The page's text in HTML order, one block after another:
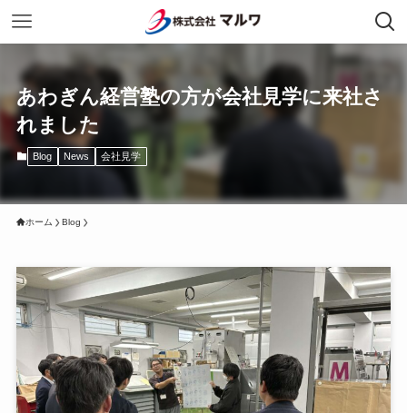
あわぎん経営塾の方が会社見学に来社さ
れました
Blog News 会社見学
ホーム Blog